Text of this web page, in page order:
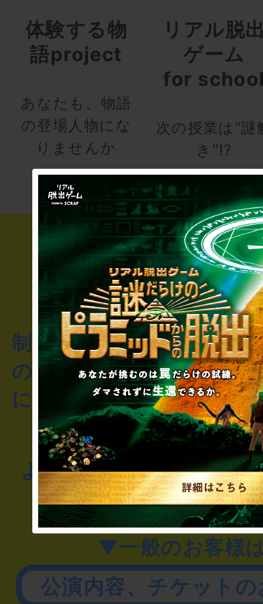
体験する物
語project
あなたも、物語
の登場人物にな
りませんか
リアル脱
ゲーム
for
次の授業は“謎
き”!?
制作のご相談・コラボレ
のお客様からのご質問や
にお問い合わせください
よくあるお問い合わせ
▼一般のお客様
公演内容、チケット